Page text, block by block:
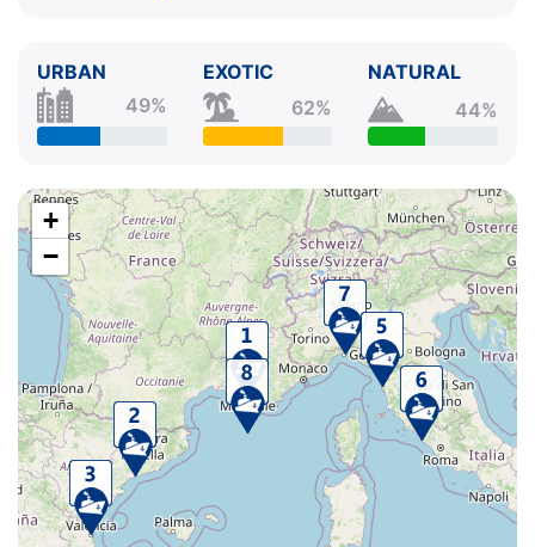
URBAN
49%
EXOTIC
62%
NATURAL
44%
+
−